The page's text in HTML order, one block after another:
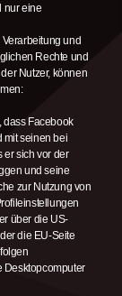
nur eine
und
Rechte und
Nutzer, können
dass Facebook
mit seinen bei
er sich vor der
und seine
zur Nutzung von
über die US-
die EU-Seite
Desktopcomputer